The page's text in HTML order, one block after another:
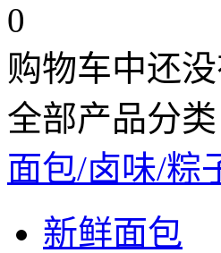
0
购物车中还
全部产品分类
面包/卤味/粽
新鲜面包